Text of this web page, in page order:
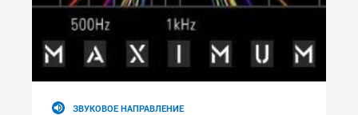
ЗВУКОВОЕ НАПРАВЛЕНИЕ